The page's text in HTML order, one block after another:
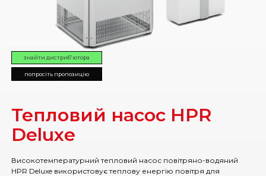
Тепловий насос HPR
Deluxe
Високотемпературний тепловий насос повітряно-водяний
HPR Deluxe використовує теплову енергію повітря для
знайти дистриб'ютора
попросіть пропозицію